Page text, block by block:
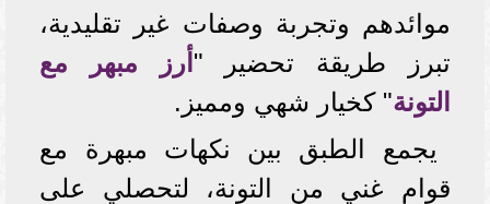
موائدهم وتجربة وصفات غير تقليدية،
تبرز طريقة تحضير " أرز مبهر مع
التونة" كخيار شهي ومميز.
يجمع الطبق بين نكهات مبهرة مع
قوام غني من التونة، لتحصلي على